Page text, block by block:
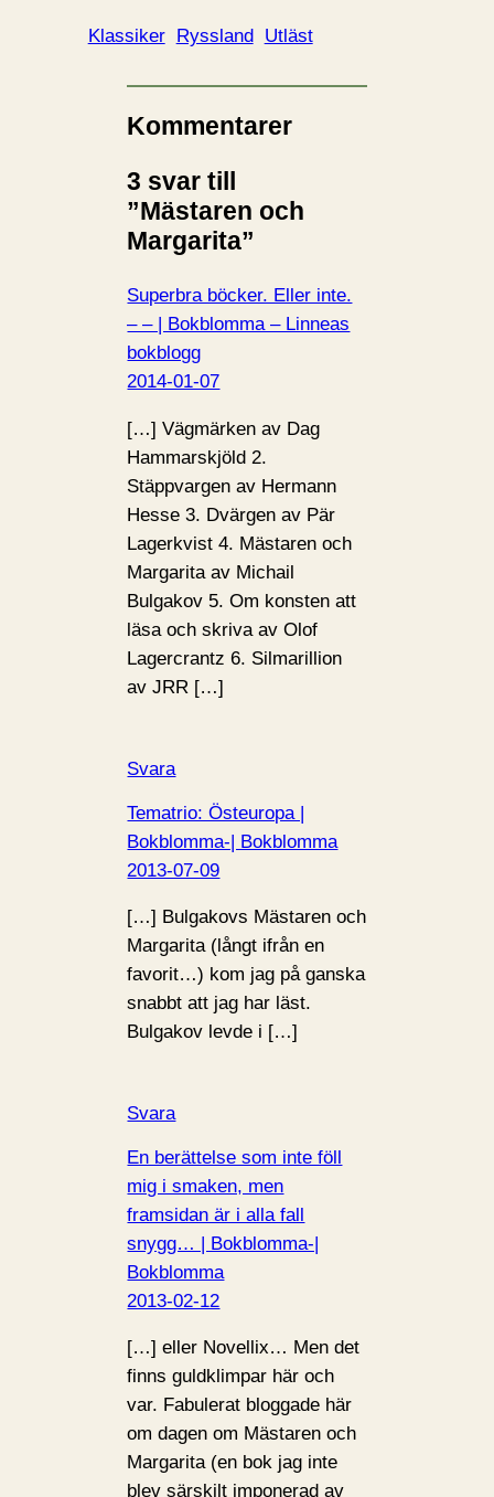
Klassiker Ryssland Utläst
Kommentarer
3 svar till
”Mästaren och
Margarita”
Superbra böcker. Eller inte.
– – | Bokblomma – Linneas
bokblogg
2014-01-07
[…] Vägmärken av Dag
Hammarskjöld 2.
Stäppvargen av Hermann
Hesse 3. Dvärgen av Pär
Lagerkvist 4. Mästaren och
Margarita av Michail
Bulgakov 5. Om konsten att
läsa och skriva av Olof
Lagercrantz 6. Silmarillion
av JRR […]
Svara
Tematrio: Östeuropa |
Bokblomma-| Bokblomma
2013-07-09
[…] Bulgakovs Mästaren och
Margarita (långt ifrån en
favorit…) kom jag på ganska
snabbt att jag har läst.
Bulgakov levde i […]
Svara
En berättelse som inte föll
mig i smaken, men
framsidan är i alla fall
snygg… | Bokblomma-|
Bokblomma
2013-02-12
[…] eller Novellix… Men det
finns guldklimpar här och
var. Fabulerat bloggade här
om dagen om Mästaren och
Margarita (en bok jag inte
blev särskilt imponerad av